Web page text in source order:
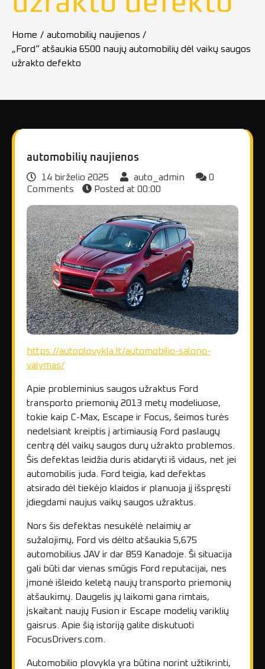
Home
automobilių naujienos
„Ford“ atšaukia 6500 naujų automobilių dėl vaikų saugos
užrakto defekto
automobilių naujienos
14 birželio 2025 auto_admin
0
Comments
Posted at 00:00
https://autoplovykla.lt/automobilio-salono-
valymas/
Apie probleminius saugos užraktus Ford
transporto priemonių 2013 metų modeliuose,
tokie kaip C-Max, Escape ir Focus, šeimos turės
nedelsiant kreiptis į artimiausią Ford paslaugų
centrą dėl vaikų saugos durų užrakto problemos.
Šis defektas leidžia duris atidaryti iš vidaus, net jei
automobilis juda. Ford teigia, kad defektas
atsirado dėl tiekėjo klaidos ir planuoja jį išspręsti
įdiegdami naujus vaikų saugos užraktus.
Nors šis defektas nesukėlė nelaimių ar
sužalojimų, Ford vis dėlto atšaukia 5,675
automobilius JAV ir dar 859 Kanadoje. Ši situacija
gali būti dar vienas smūgis Ford reputacijai, nes
įmonė išleido keletą naujų transporto priemonių
atšaukimų. Daugelis jų laikomi gana rimtais,
įskaitant naujų Fusion ir Escape modelių variklių
gaisrus. Apie šią istoriją galite diskutuoti
FocusDrivers.com.
Automobilio plovykla yra būtina norint užtikrinti,